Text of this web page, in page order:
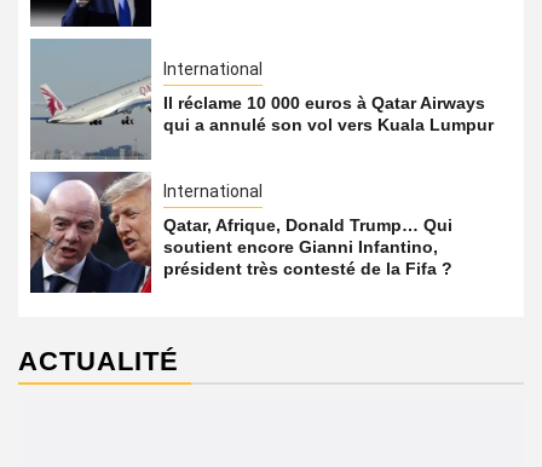
International
Il réclame 10 000 euros à Qatar Airways
qui a annulé son vol vers Kuala Lumpur
International
Qatar, Afrique, Donald Trump… Qui
soutient encore Gianni Infantino,
président très contesté de la Fifa ?
ACTUALITÉ